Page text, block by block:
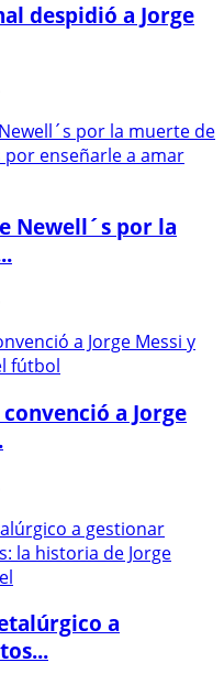
despidió a Jorge
Newell´s por la
a Jorge
a